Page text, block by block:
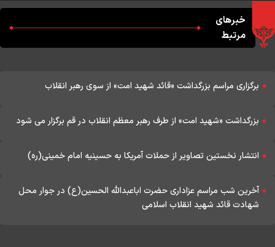
خبرهای
مرتبط
برگزاری مراسم بزرگداشت «قائد شهید امت» از سوی رهبر انقلاب
بزرگداشت «شهید امت» از طرف رهبر معظم انقلاب در قم برگزار می شود
انتشار نخستین تصاویر از حملات آمریکا به حسینیه امام خمینی(ره)
آخرین شب مراسم عزاداری حضرت اباعبدالله الحسین(ع) در جوار محل
شهادت قائد شهید انقلاب اسلامی